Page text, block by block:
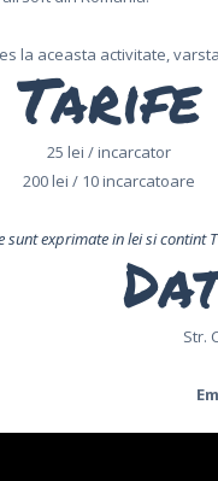
la aceasta activitate,
Tarife
25 lei / incarcator
200 lei / 10 incarcatoare
sunt exprimate in lei si contint
Str.